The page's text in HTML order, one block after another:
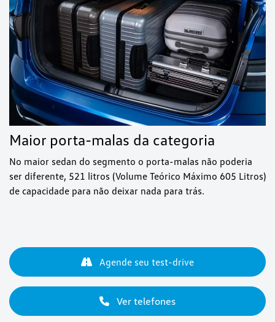
Maior porta-malas da categoria
No maior sedan do segmento o porta-malas não poderia
ser diferente, 521 litros (Volume Teórico Máximo 605 Litros)
de capacidade para não deixar nada para trás.
Ver telefones
Agende seu test-drive